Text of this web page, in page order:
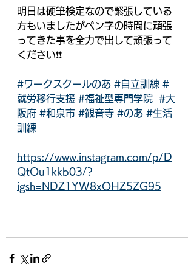
明日は硬筆検定なので緊張している
方もいましたがペン字の時間に頑張
ってきた事を全力で出して頑張って
ください❗️❗️
#ワークスクールのあ #自立訓練 #
就労移行支援 #福祉型専門学院
#大
阪府 #和泉市 #観音寺 #のあ #生活
訓練
https://www.instagram.com/p/D
QtOu1kkb03/?
igsh=NDZ1YW8xOHZ5ZG95